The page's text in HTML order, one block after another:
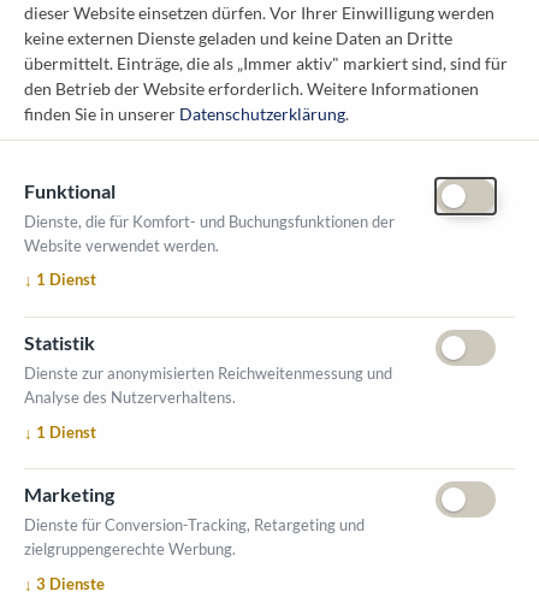
Österreichischer Kommunal-Verlag GmbH
Löwelstraße 6 / 2. Stock
1010 Wien
messe@kommunal.at
ÖFFNUNGSZEITEN MESSE
1. Oktober 2026, 9-17 Uhr
2. Oktober 2026, 9-16 Uhr
VERANSTALTUNGSORT
Salzburger Messe
Messezentrum 1
5020 Salzburg
Ausstellerverzeichnis
dieser Website einsetzen dürfen. Vor Ihrer Einwilligung werden
keine externen Dienste geladen und keine Daten an Dritte
übermittelt. Einträge, die als „Immer aktiv" markiert sind, sind für
den Betrieb der Website erforderlich.Weitere Informationen
finden Sie in unserer Datenschutzerklärung.
Funktional
Dienste, die für Komfort- und Buchungsfunktionen der
Website verwendet werden.
↓ 1 Dienst
Statistik
Dienste zur anonymisierten Reichweitenmessung und
Analyse des Nutzerverhaltens.
↓ 1 Dienst
Marketing
Dienste für Conversion-Tracking, Retargeting und
zielgruppengerechte Werbung.
↓ 3 Dienste